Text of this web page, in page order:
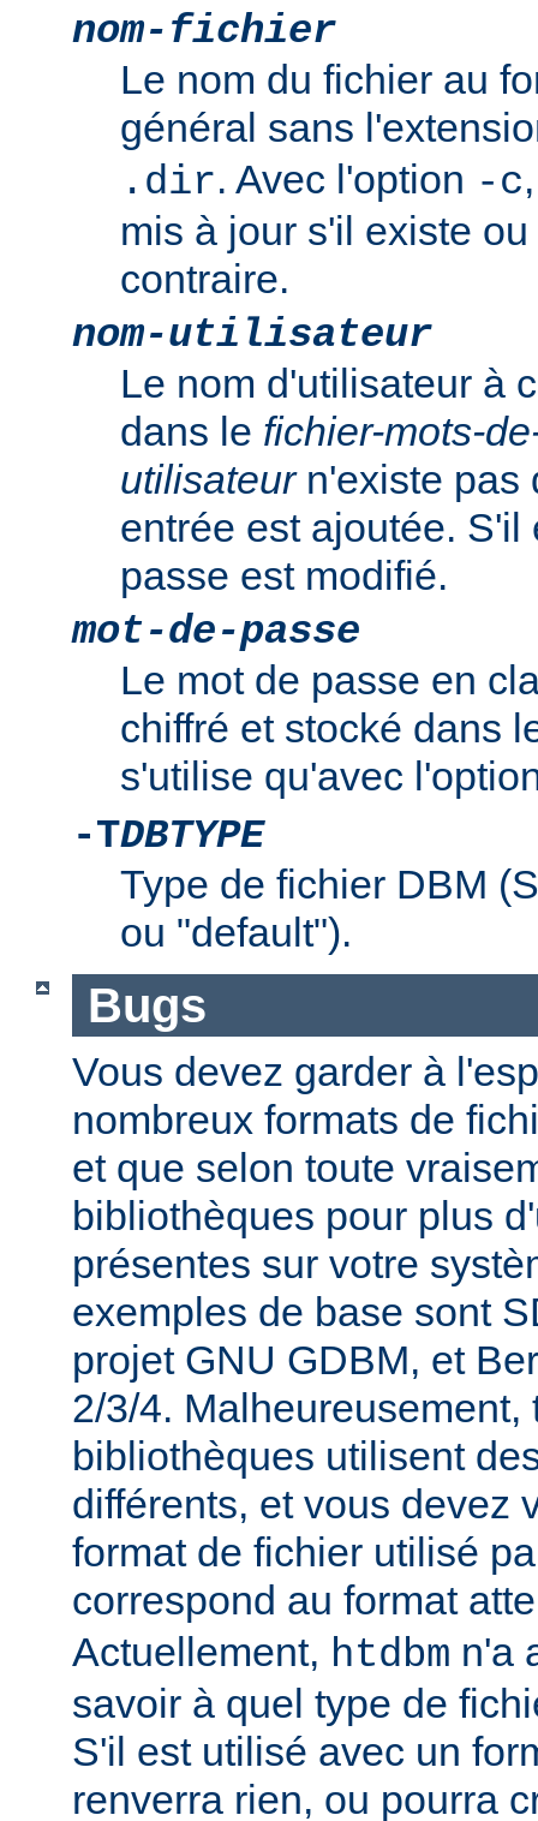
nom-fichier
Le nom du fichier au
général sans
.dir. Avec l'option -c
mis à jour s'il existe
contraire.
nom-utilisateur
Le nom d'utilisateur à
dans le fichier-mots-
utilisateurn'existe pas
entrée est ajoutée. S'il
passe est modifié.
mot-de-passe
Le mot de passe en
chiffré et stocké dans
s'utilise qu'avec
-TDBTYPE
Type de fichier DBM
ou "default").
Bugs
Vous devez garder à
nombreux formats de
et que selon toute
bibliothèques pour plus
présentes sur votre
exemples de base sont
projet GNU GDBM, et
2/3/4. Malheureusement,
bibliothèques utilisent
différents, et vous devez
format de fichier utilisé
correspond au format
Actuellement, htdbm n'a
savoir à quel type de
S'il est utilisé avec un
renverra rien, ou pourra